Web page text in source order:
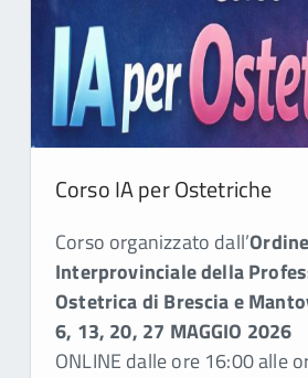
Corso IA per Ostetriche
Corso organizzato dall’Ordine
Interprovinciale della
Ostetrica di Brescia e
6, 13, 20, 27 MAGGIO 2026
ONLINE dalle ore 16:00 alle